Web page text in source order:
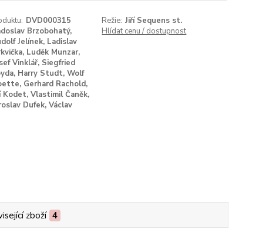
DVD000315 Režie: Jiří Sequens st.
Brzobohatý,
Jelínek, Ladislav
Luděk Munzar,
Vinklář, Siegfried
Harry Studt, Wolf
Gerhard Rachold,
Kodet, Vlastimil Čaněk,
Dufek, Václav
Hlídat cenu / dostupnost
zboží 4